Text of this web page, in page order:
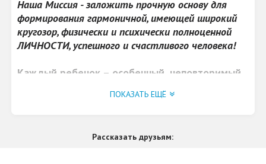
Наша Миссия - заложить прочную основу для
формирования гармоничной, имеющей широкий
кругозор, физически и психически полноценной
ЛИЧНОСТИ, успешного и счастливого человека!
Каждый ребенок – особенный, неповторимый,
каждому ребенку!
ПОКАЗАТЬ ЕЩЁ
Рассказать друзьям: